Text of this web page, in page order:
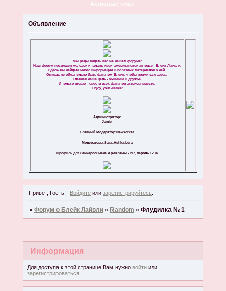
Активные темы
Объявление
Мы рады видеть вас на нашем форуме!
Наш форум посвящен молодой и талантливой американской актрисе - Блейк Лайвли.
Здесь вы найдете много информации и полезных материалов о ней.
Отнюдь не обязательно быть фанатом Блейк, чтобы прижиться здесь.
Главная наша цель - общение и дружба.
И только вторая - свести всех фанатов актрисы вместе.
Enjoy, your Jamie!
Администратор:
Jamie
Главный Модератор:NewYorker
Модераторы:Sara,Ashka,Lera
Профиль для баннерообмена и рекламы - PR, пароль 1234
Привет, Гость! Войдите илизарегистрируйтесь
» Форум о Блейк Лайвли » Random » Флудилка № 1
Информация
Для доступа к этой странице Вам нужно войтиили
зарегистрироваться.